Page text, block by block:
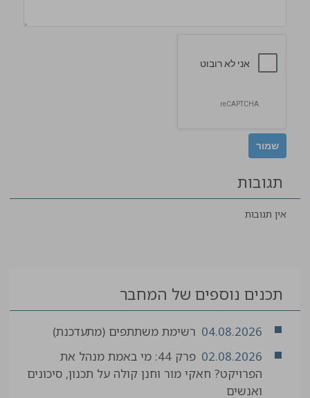
תגובות
אין תגובות
תכנים נוספים של המחבר
04.08.2026 רשימת משתתפים (מתעדכנת)
02.08.2026
פרק 44: מי באמת מנהל את
הפרויקט? חאקי מור וחנן קולה על תכנון, סיכונים
ואנשים